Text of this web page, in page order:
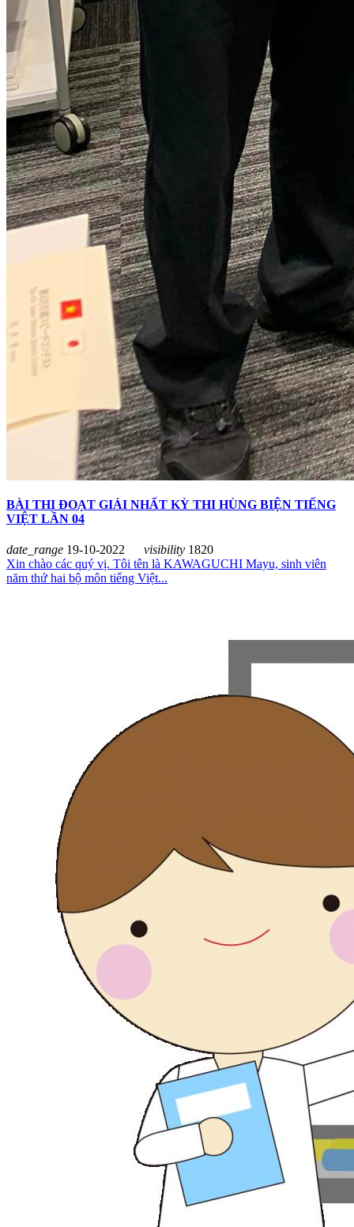
BÀI THI ĐOẠT GIẢI NHẤT KỲ THI HÙNG BIỆN TIẾNG
VIỆT LẦN 04
date_range 19-10-2022 visibility 1820
Xin chào các quý vị. Tôi tên là KAWAGUCHI Mayu, sinh viên
năm thứ hai bộ môn tiếng Việt...